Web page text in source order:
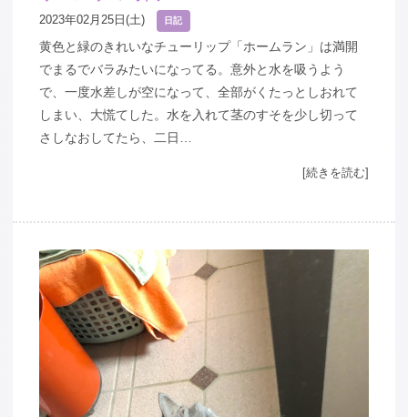
2023年02月25日(土) 日記
黄色と緑のきれいなチューリップ「ホームラン」は満開
でまるでバラみたいになってる。意外と水を吸うよう
で、一度水差しが空になって、全部がくたっとしおれて
しまい、大慌てした。水を入れて茎のすそを少し切って
さしなおしてたら、二日…
[続きを読む]